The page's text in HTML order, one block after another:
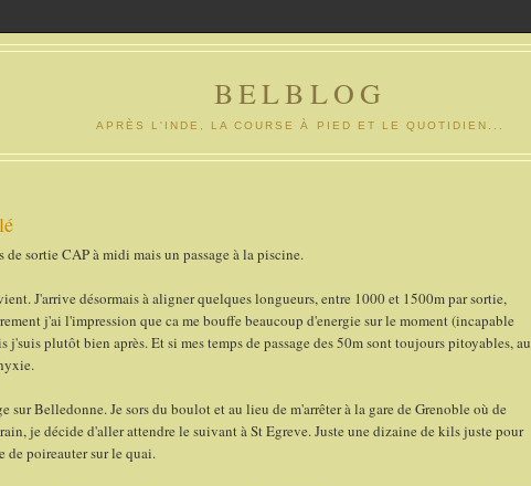
BELBLOG
APRÈS L'INDE, LA COURSE À PIED ET LE QUOTIDIEN...
sortie CAP à midi mais un passage à la piscine.
J'arrive désormais à aligner quelques longueurs, entre 1000 et 1500m par sortie,
j'ai l'impression que ca me bouffe beaucoup d'energie sur le moment (incapable
j'suis plutôt bien après. Et si mes temps de passage des 50m sont toujours pitoyables, au
Belledonne. Je sors du boulot et au lieu de m'arrêter à la gare de Grenoble où de
je décide d'aller attendre le suivant à St Egreve. Juste une dizaine de kils juste pour
de poireauter sur le quai.